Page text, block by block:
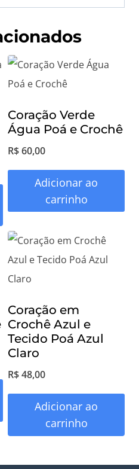
Coração Verde
Água Poá e Crochê
R$60,00
Adicionar ao
carrinho
Coração em
Crochê Azul e
Tecido Poá Azul
Claro
R$48,00
Adicionar ao
carrinho